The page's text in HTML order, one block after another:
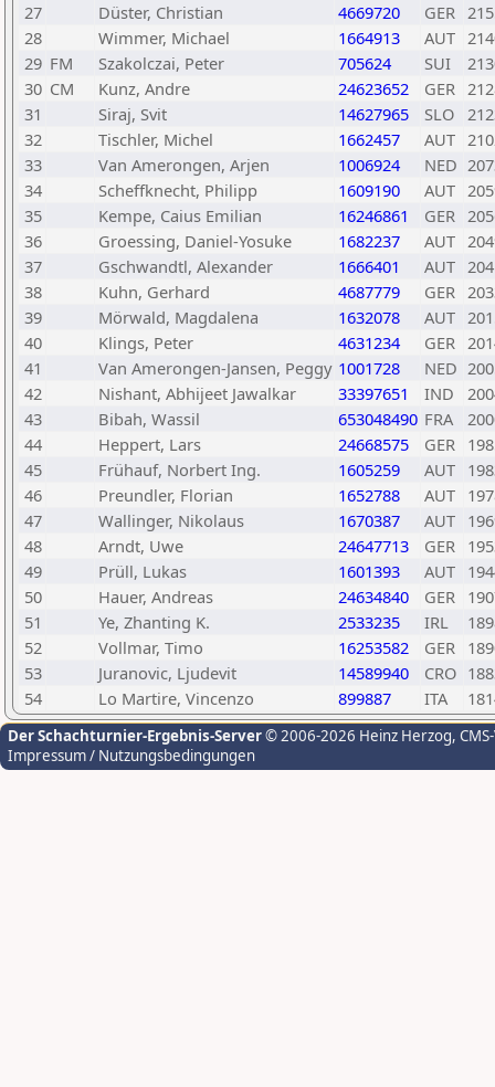
27
Düster, Christian 4669720 GER
28
Wimmer, Michael 1664913 AUT
29 FM Szakolczai, Peter 705624 SUI
30 CM Kunz, Andre 24623652 GER
31
Siraj, Svit 14627965 SLO
32
Tischler, Michel 1662457 AUT
33
Van Amerongen, Arjen 1006924 NED
34
Scheffknecht, Philipp 1609190 AUT
35
Kempe, Caius Emilian 16246861 GER
36
Groessing, Daniel-Yosuke 1682237 AUT
37
Gschwandtl, Alexander 1666401 AUT
38
Kuhn, Gerhard 4687779 GER
39
Mörwald, Magdalena 1632078 AUT
40
Klings, Peter 4631234 GER
41
Van Amerongen-Jansen, Peggy 1001728 NED
42
Nishant, Abhijeet Jawalkar 33397651 IND
43
Bibah, Wassil 653048490 FRA
44
Heppert, Lars 24668575 GER
45
Frühauf, Norbert Ing. 1605259 AUT
46
Preundler, Florian 1652788 AUT
47
Wallinger, Nikolaus 1670387 AUT
48
Arndt, Uwe 24647713 GER
49
Prüll, Lukas 1601393 AUT
50
Hauer, Andreas 24634840 GER
51
Ye, Zhanting K. 2533235 IRL
52
Vollmar, Timo 16253582 GER
53
Juranovic, Ljudevit 14589940 CRO
54
Lo Martire, Vincenzo 899887 ITA
Der Schachturnier-Ergebnis-Server© 2006-2026 Heinz Herzog,
Impressum / Nutzungsbedingungen